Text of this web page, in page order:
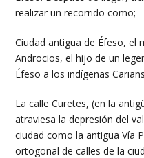
realizar un recorrido como;
Ciudad antigua de Éfeso, el
Androcios, el hijo de un
Éfeso a los indígenas
La calle Curetes, (en la
atraviesa la depresión del
ciudad como la antigua Vía
ortogonal de calles de la